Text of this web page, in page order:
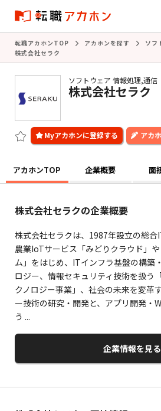
転職アカホンTOP アカホンを探す ソフ
株式会社セラク
ソフトウェア 情報処理,通信
株式会社セラク
アカ
アカホンTOP 企業概要 面
株式会社セラクの企業概要
株式会社セラクは、1987年設立の総合
農業IoTサービス「みどりクラウド」
ム」をはじめ、ITインフラ基盤の構築
ロジー、情報セキュリティ技術を扱う
クノロジー事業」、社会の未来を変革
ー技術の研究・開発と、アプリ開発・
う ...
企業情報を見る